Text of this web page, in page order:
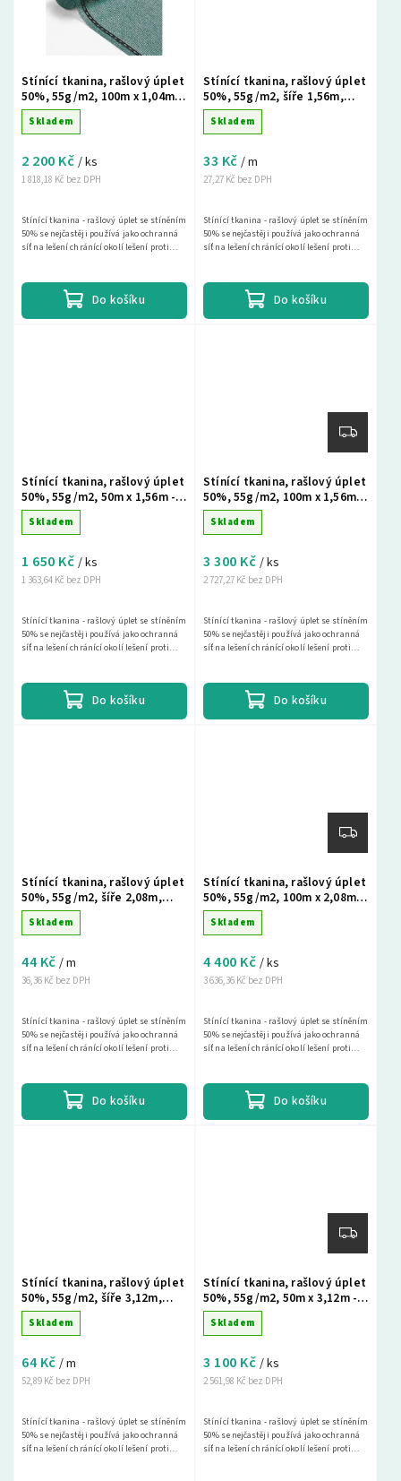
Stínící tkanina, rašlový úplet
50%, 55g/m2, 100m x 1,04m -
zelená
Skladem
1 818,18 Kč bez DPH
2 200 Kč / ks
Do košíku
Stínící tkanina - rašlový úplet se stíněním
50% se nejčastěji používá jako ochranná
síť na lešení chránící okolí lešení proti
Stínící tkanina, rašlový úplet
50%, 55g/m2, šíře 1,56m,
metráž - zelená
Skladem
27,27 Kč bez DPH
33 Kč / m
Do košíku
Stínící tkanina - rašlový úplet se stíněním
50% se nejčastěji používá jako ochranná
síť na lešení chránící okolí lešení proti
Stínící tkanina, rašlový úplet
50%, 55g/m2, 50m x 1,56m -
zelená
Skladem
1 363,64 Kč bez DPH
1 650 Kč / ks
Do košíku
Stínící tkanina - rašlový úplet se stíněním
50% se nejčastěji používá jako ochranná
síť na lešení chránící okolí lešení proti
Stínící tkanina, rašlový úplet
50%, 55g/m2, 100m x 1,56m -
zelená
Skladem
2 727,27 Kč bez DPH
3 300 Kč / ks
Do košíku
Stínící tkanina - rašlový úplet se stíněním
50% se nejčastěji používá jako ochranná
síť na lešení chránící okolí lešení proti
Stínící tkanina, rašlový úplet
50%, 55g/m2, šíře 2,08m,
metráž - zelená
Skladem
36,36 Kč bez DPH
44 Kč / m
Do košíku
Stínící tkanina - rašlový úplet se stíněním
50% se nejčastěji používá jako ochranná
síť na lešení chránící okolí lešení proti
Stínící tkanina, rašlový úplet
50%, 55g/m2, 100m x 2,08m -
zelená
Skladem
3 636,36 Kč bez DPH
4 400 Kč / ks
Do košíku
Stínící tkanina - rašlový úplet se stíněním
50% se nejčastěji používá jako ochranná
síť na lešení chránící okolí lešení proti
Stínící tkanina, rašlový úplet
50%, 55g/m2, šíře 3,12m,
metráž - zelená
Skladem
52,89 Kč bez DPH
64 Kč / m
Stínící tkanina - rašlový úplet se stíněním
50% se nejčastěji používá jako ochranná
síť na lešení chránící okolí lešení proti
Stínící tkanina, rašlový úplet
50%, 55g/m2, 50m x 3,12m -
zelená
Skladem
2 561,98 Kč bez DPH
3 100 Kč / ks
Stínící tkanina - rašlový úplet se stíněním
50% se nejčastěji používá jako ochranná
síť na lešení chránící okolí lešení proti